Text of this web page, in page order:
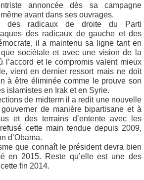
annoncée dès sa campagne
avant dans ses ouvrages.
des radicaux de droite du Parti
des radicaux de gauche et des
il a maintenu sa ligne tant en
sociétale et avec une vision de la
l’accord et le compromis valent mieux
vient en dernier ressort mais ne doit
à être éliminée comme le prouve son
islamistes en Irak et en Syrie.
de midterm il a redit une nouvelle
de manière bipartisane et à
et des terrains d’entente avec les
cette main tendue depuis 2009,
d’Obama.
que connaît le président devra bien
en 2015. Reste qu’elle est une des
fin 2014.